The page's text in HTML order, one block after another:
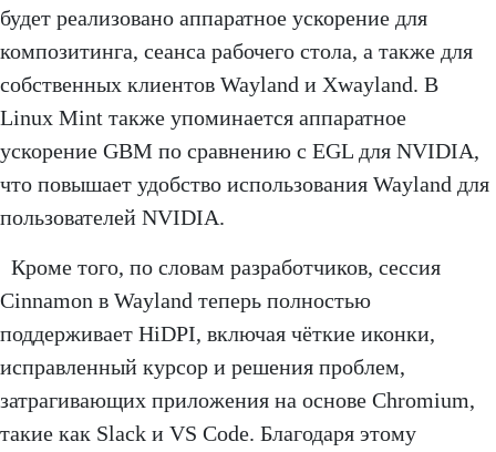
будет реализовано аппаратное ускорение для
композитинга, сеанса рабочего стола, а также для
собственных клиентов Wayland и Xwayland. В
Linux Mint также упоминается аппаратное
ускорение GBM по сравнению с EGL для NVIDIA,
что повышает удобство использования Wayland для
пользователей NVIDIA.
Кроме того, по словам разработчиков, сессия
Cinnamon в Wayland теперь полностью
поддерживает HiDPI, включая чёткие иконки,
исправленный курсор и решения проблем,
затрагивающих приложения на основе Chromium,
такие как Slack и VS Code. Благодаря этому